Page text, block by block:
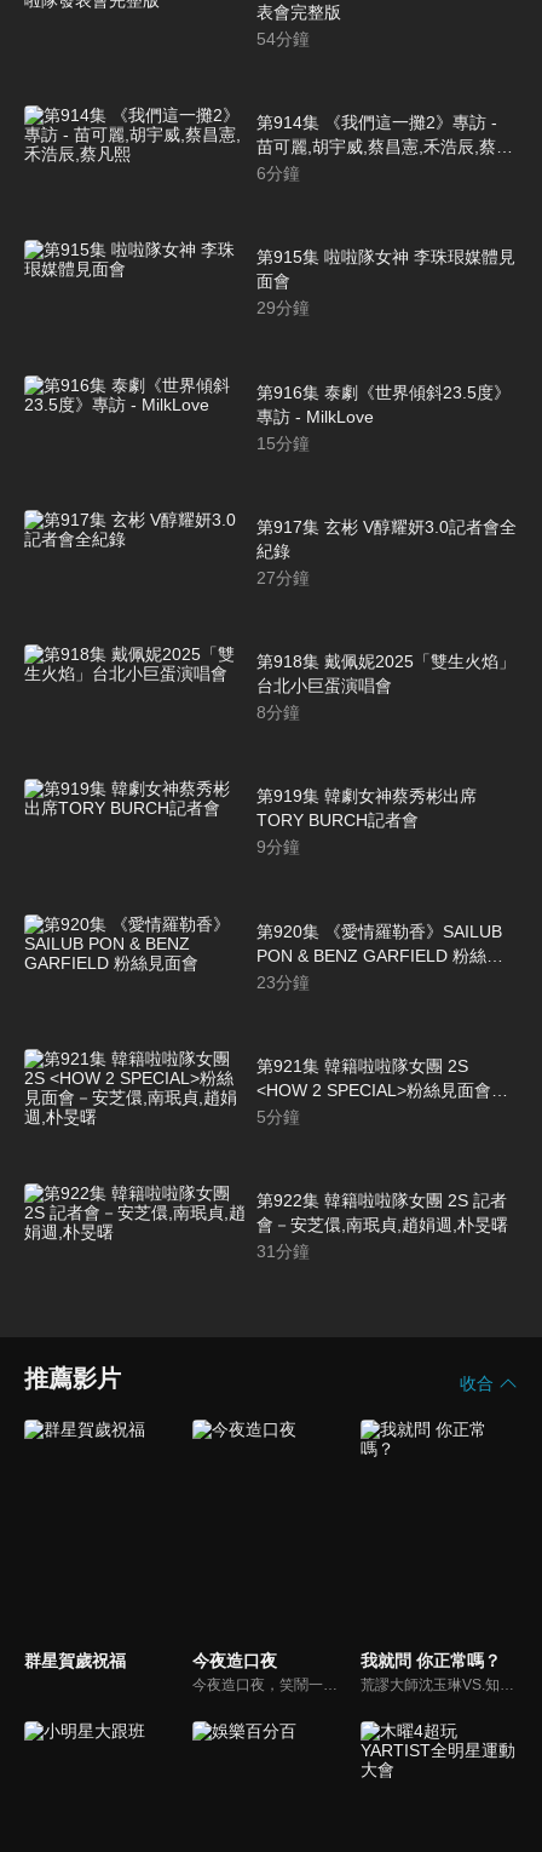
表會完整版
54分鐘
第914集 《我們這一攤2》專訪 -
苗可麗,胡宇威,蔡昌憲,禾浩辰,蔡凡
熙
6分鐘
第915集 啦啦隊女神 李珠珢媒體見
面會
29分鐘
第916集 泰劇《世界傾斜23.5度》
專訪 - MilkLove
15分鐘
第917集 玄彬 V醇耀妍3.0記者會全
紀錄
27分鐘
第918集 戴佩妮2025「雙生火焰」
台北小巨蛋演唱會
8分鐘
第919集 韓劇女神蔡秀彬出席
TORY BURCH記者會
9分鐘
第920集 《愛情羅勒香》SAILUB
PON & BENZ GARFIELD 粉絲見
面會
23分鐘
第921集 韓籍啦啦隊女團 2S
<HOW 2 SPECIAL>粉絲見面會－
安芝儇,南珉貞,趙娟週,朴旻曙
5分鐘
第922集 韓籍啦啦隊女團 2S 記者
會－安芝儇,南珉貞,趙娟週,朴旻曙
31分鐘
推薦影片 收合
群星賀歲祝福 今夜造口夜
今夜造口夜，笑鬧一整夜。以網路自製嘲諷節目走紅、在網路擁有廣大支持群眾和影響力的主播「視網膜」，藉此一揉合綜藝與喜劇之談話性節目，帶觀眾以輕鬆之方式，瞭解時下最熱門、最能引起共鳴的社會議題、現象和人物。 多元的切入角度、最輕鬆易懂的議題剖析、言論尺度不設限！
我就問 你正常嗎？